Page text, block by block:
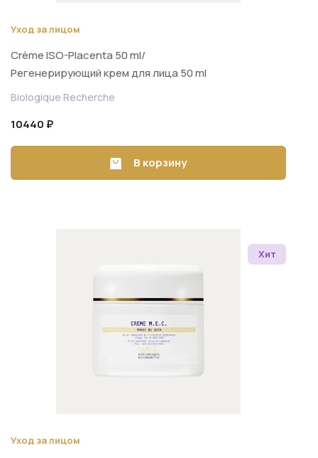
Уход за лицом
Crème ISO-Placenta 50 ml/
Регенерирующий крем для лица 50 ml
Biologique Recherche
10440 ₽
В корзину
Хит
Уход за лицом